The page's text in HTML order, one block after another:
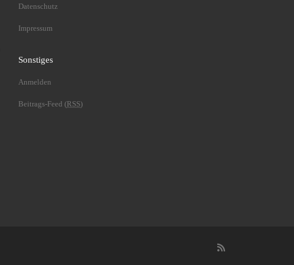
Datenschutz
Impressum
Sonstiges
Anmelden
Beitrags-Feed ( RSS)